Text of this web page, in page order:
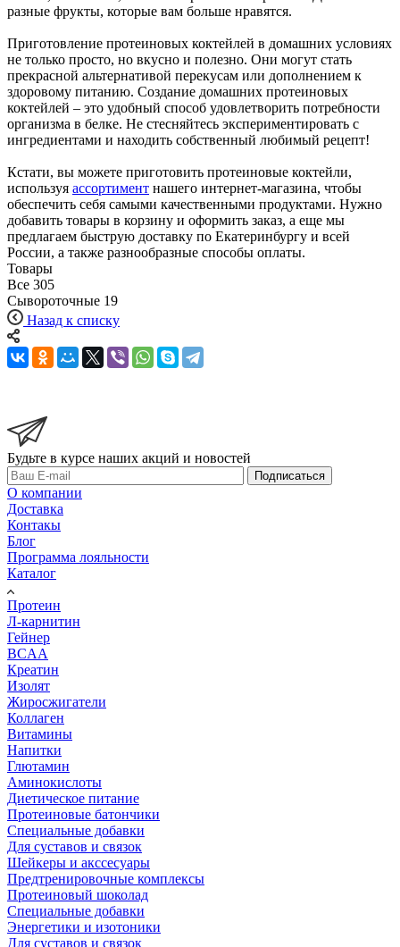
разные фрукты, которые вам больше нравятся.
Приготовление протеиновых коктейлей в домашних условиях
не только просто, но вкусно и полезно. Они могут стать
прекрасной альтернативой перекусам или дополнением к
здоровому питанию. Создание домашних протеиновых
коктейлей – это удобный способ удовлетворить потребности
организма в белке. Не стесняйтесь экспериментировать с
ингредиентами и находить собственный любимый рецепт!
Кстати, вы можете приготовить протеиновые коктейли,
используя ассортимент нашего интернет-магазина, чтобы
обеспечить себя самыми качественными продуктами. Нужно
добавить товары в корзину и оформить заказ, а еще мы
предлагаем быструю доставку по Екатеринбургу и всей
России, а также разнообразные способы оплаты.
Товары
Все 305
Сывороточные 19
Назад к списку
Будьте в курсе наших акций и новостей
Подписаться
О компании
Доставка
Контакы
Блог
Программа лояльности
Каталог
Протеин
Л-карнитин
Гейнер
BCAA
Креатин
Изолят
Жиросжигатели
Коллаген
Витамины
Напитки
Глютамин
Аминокислоты
Диетическое питание
Протеиновые батончики
Специальные добавки
Для суставов и связок
Шейкеры и акссесуары
Предтренировочные комплексы
Протеиновый шоколад
Специальные добавки
Энергетики и изотоники
Для суставов и связок